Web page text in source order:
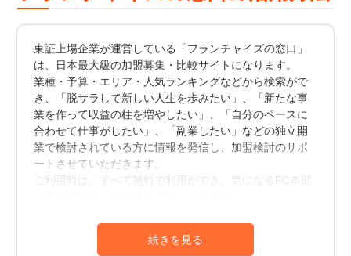
員ごとそのまま引き継げる制度を設けている本部もあり
ます。
ら安定した経営を手に入れることができる大きなメリッ
トがあります。新規顧客の開拓を含めた集客のために、
宣伝広告費などで多くの費用をかける必要もないでしょ
う。
◯本部による継続的な経営サポートで独立開業が
できる
フランチャイズ本部のサポートは、独立開業前だけ単発
も、継続的に加盟店をサポートし続けてくれるのです。
例えば、手間や時間、場合によっては費用もかけておこ
東証上場企業が運営している「フランチャイズの窓口」
は、日本最大級の加盟募集・比較サイトになります。
業種・予算・エリア・人気ランキングなどから検索がで
き、「脱サラして新しい人生を歩みたい」、「新たな事
業を作って収益の柱を増やしたい」、「自分のペースに
合わせて仕事がしたい」、「副業したい」などの独立開
業で検討されている方に情報を発信し、加盟検討のサポ
ートさせていただきます。
ご利用時は、すべて無料で利用ができ、気になるFC本部
いいんだろう」、「HPで記事を見るだけじゃなく直接FC
業界に詳しい専門的な話を聞いてみたい」などでお困り